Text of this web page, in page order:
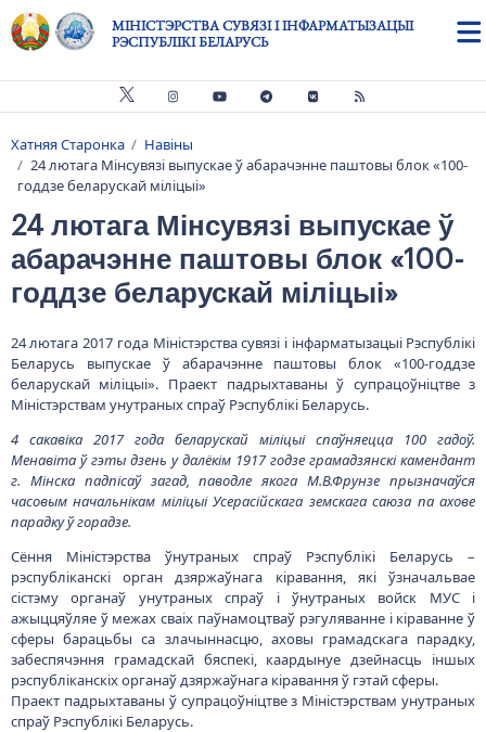
Skip to main content
МІНІСТЭРСТВА СУВЯЗІ І ІНФАРМАТЫЗАЦЫІ
РЭСПУБЛІКІ БЕЛАРУСЬ
Breadcrumb
Хатняя Старонка
Навіны
24 лютага Мінсувязі выпускае ў абарачэнне паштовы блок «100-
годдзе беларускай міліцыі»
24 лютага Мінсувязі выпускае ў
абарачэнне паштовы блок «100-
годдзе беларускай міліцыі»
24 лютага 2017 года Міністэрства сувязі і інфарматызацыі Рэспублікі
Беларусь выпускае ў абарачэнне паштовы блок «100-годдзе
беларускай міліцыі». Праект падрыхтаваны ў супрацоўніцтве з
Міністэрствам унутраных спраў Рэспублікі Беларусь.
4 сакавіка 2017 года беларускай міліцыі спаўняецца 100 гадоў.
Менавіта ў гэты дзень у далёкім 1917 годзе грамадзянскі камендант
г. Мінска падпісаў загад, паводле якога М.В.Фрунзе прызначаўся
часовым начальнікам міліцыі Усерасійскага земскага саюза па ахове
парадку ў горадзе.
Сёння Міністэрства ўнутраных спраў Рэспублікі Беларусь –
рэспубліканскі орган дзяржаўнага кіравання, які ўзначальвае
сістэму органаў унутраных спраў і ўнутраных войск МУС і
ажыццяўляе ў межах сваіх паўнамоцтваў рэгуляванне і кіраванне ў
сферы барацьбы са злачыннасцю, аховы грамадскага парадку,
забеспячэння грамадскай бяспекі, каардынуе дзейнасць іншых
рэспубліканскіх органаў дзяржаўнага кіравання ў гэтай сферы.
Праект падрыхтаваны ў супрацоўніцтве з Міністэрствам унутраных
спраў Рэспублікі Беларусь.